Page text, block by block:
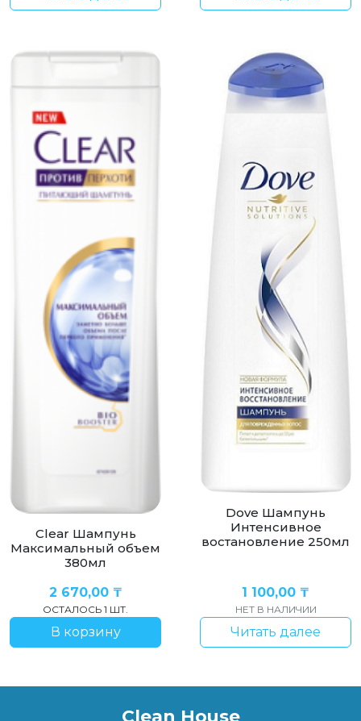
Clear Шампунь
Максимальный объем
380мл
2 670,00 ₸
ОСТАЛОСЬ 1 ШТ.
В корзину
Dove Шампунь
Интенсивное
востановление 250мл
1 100,00 ₸
НЕТ В НАЛИЧИИ
Читать далее
Clean House